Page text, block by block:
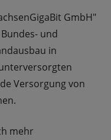
GmbH"
und
in
Versorgung von
mehr